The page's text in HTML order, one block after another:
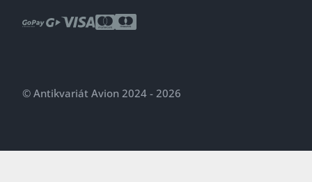
© Antikvariát Avion 2024 - 2026